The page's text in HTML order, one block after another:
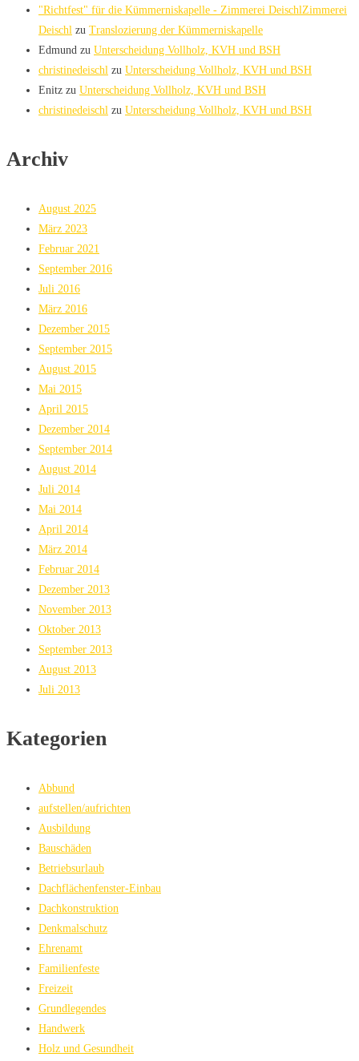
"Richtfest" für die Kümmerniskapelle - Zimmerei DeischlZimmerei
Deischl zu Translozierung der Kümmerniskapelle
Edmund zu Unterscheidung Vollholz, KVH und BSH
christinedeischl zu Unterscheidung Vollholz, KVH und BSH
Enitz zu Unterscheidung Vollholz, KVH und BSH
christinedeischl zu Unterscheidung Vollholz, KVH und BSH
Archiv
August 2025
März 2023
Februar 2021
September 2016
Juli 2016
März 2016
Dezember 2015
September 2015
August 2015
Mai 2015
April 2015
Dezember 2014
September 2014
August 2014
Juli 2014
Mai 2014
April 2014
März 2014
Februar 2014
Dezember 2013
November 2013
Oktober 2013
September 2013
August 2013
Juli 2013
Kategorien
Abbund
aufstellen/aufrichten
Ausbildung
Bauschäden
Betriebsurlaub
Dachflächenfenster-Einbau
Dachkonstruktion
Denkmalschutz
Ehrenamt
Familienfeste
Freizeit
Grundlegendes
Handwerk
Holz und Gesundheit